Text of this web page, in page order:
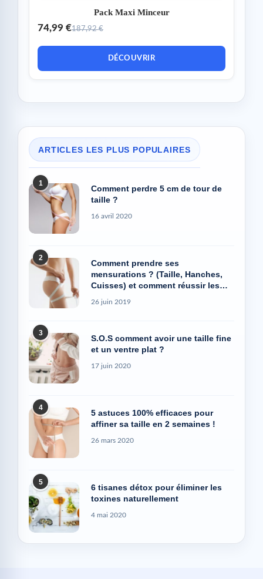
Pack Maxi Minceur
74,99 €187,92 €
DÉCOUVRIR
ARTICLES LES PLUS POPULAIRES
1
Comment perdre 5 cm de tour de
taille ?
16 avril 2020
2
Comment prendre ses
mensurations ? (Taille, Hanches,
Cuisses) et comment réussir les
26 juin 2019
3
S.O.S comment avoir une taille fine
et un ventre plat ?
17 juin 2020
4
5 astuces 100% efficaces pour
affiner sa taille en 2 semaines !
26 mars 2020
5
6 tisanes détox pour éliminer les
toxines naturellement
4 mai 2020